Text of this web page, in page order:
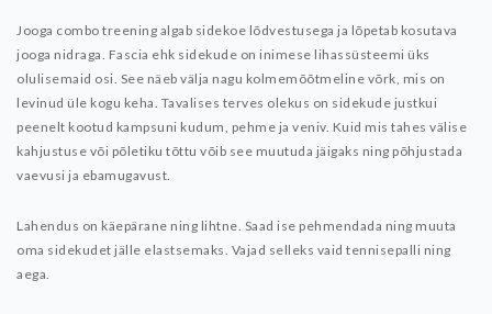
Jooga combo treening algab sidekoe lõdvestusega ja lõpetab kosutava
jooga nidraga. Fascia ehk sidekude on inimese lihassüsteemi üks
olulisemaid osi. See näeb välja nagu kolmemõõtmeline võrk, mis on
levinud üle kogu keha. Tavalises terves olekus on sidekude justkui
peenelt kootud kampsuni kudum, pehme ja veniv. Kuid mis tahes välise
kahjustuse või põletiku tõttu võib see muutuda jäigaks ning põhjustada
vaevusi ja ebamugavust.
Lahendus on käepärane ning lihtne. Saad ise pehmendada ning muuta
oma sidekudet jälle elastsemaks. Vajad selleks vaid tennisepalli ning
aega.